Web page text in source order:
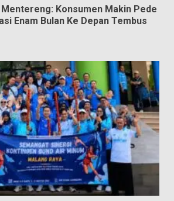
Konsumen Makin Pede
Enam Bulan Ke Depan Tembus